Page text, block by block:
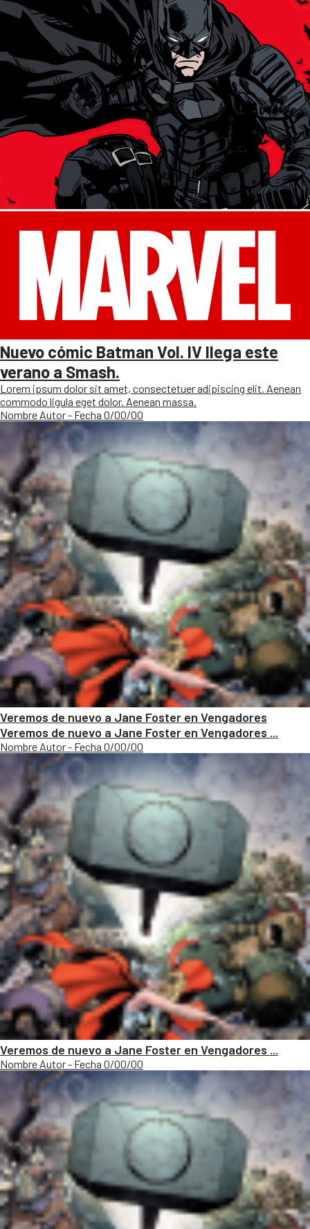
Nuevo cómic Batman Vol. IV llega este
verano a Smash.
Lorem ipsum dolor sit amet, consectetuer adipiscing elit. Aenean
commodo ligula eget dolor. Aenean massa.
Nombre Autor - Fecha 0/00/00
Veremos de nuevo a Jane Foster en Vengadores
Veremos de nuevo a Jane Foster en Vengadores ...
Nombre Autor - Fecha 0/00/00
Veremos de nuevo a Jane Foster en Vengadores ...
Nombre Autor - Fecha 0/00/00